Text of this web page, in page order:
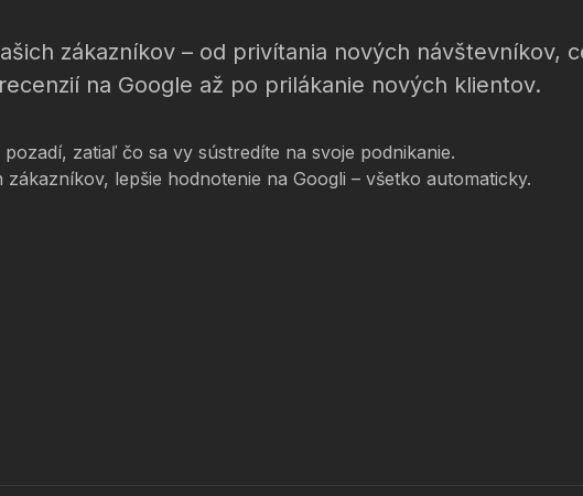
zákazníkov – od privítania nových návštevníkov,
na Google až po prilákanie nových klientov.
zatiaľ čo sa vy sústredíte na svoje podnikanie.
lepšie hodnotenie na Googli – všetko automaticky.